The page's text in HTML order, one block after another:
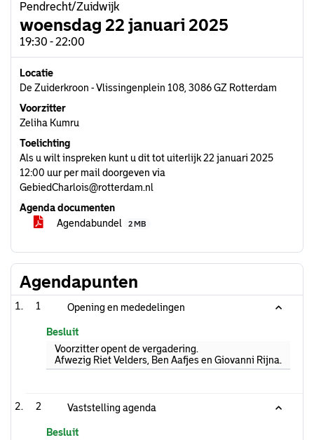
Pendrecht/Zuidwijk
woensdag 22 januari 2025
19:30 - 22:00
Locatie
De Zuiderkroon - Vlissingenplein 108, 3086 GZ Rotterdam
Voorzitter
Zeliha Kumru
Toelichting
Als u wilt inspreken kunt u dit tot uiterlijk 22 januari 2025
12:00 uur per mail doorgeven via
GebiedCharlois@rotterdam.nl
Agenda documenten
Agendabundel
2 MB
Agendapunten
1 Opening en mededelingen
Besluit
Voorzitter opent de vergadering.
Afwezig Riet Velders, Ben Aafjes en Giovanni Rijna.
2 Vaststelling agenda
Besluit